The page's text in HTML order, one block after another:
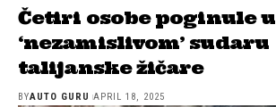
Četiri osobe poginule u
‘nezamislivom’ sudaru
talijanske žičare
BYAUTO GURU APRIL 18, 2025